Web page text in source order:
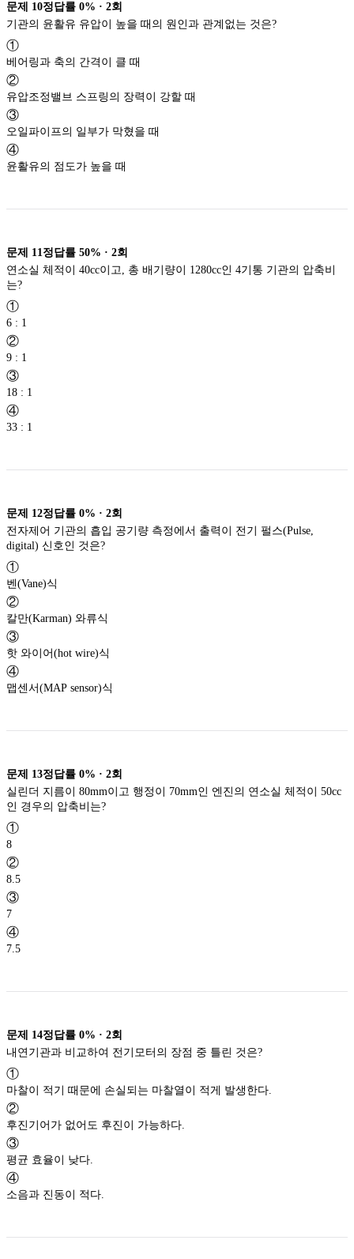
문제 10정답률 0% · 2회
①
베어링과 축의 간격이 클 때
②
유압조정밸브 스프링의 장력이 강할 때
③
오일파이프의 일부가 막혔을 때
④
윤활유의 점도가 높을 때
문제 11 정답률 50% · 2회
연소실 체적이 40cc이고, 총 배기량이 1280cc인 4기통 기관의 압축비
①
6 : 1
②
9 : 1
③
18 : 1
④
33 : 1
문제 12정답률 0% · 2회
전자제어 기관의 흡입 공기량 측정에서 출력이 전기 펄스(Pulse,
①
벤(Vane)식
②
칼만(Karman) 와류식
③
핫 와이어(hot wire)식
④
맵센서(MAP sensor)식
문제 13정답률 0% · 2회
실린더 지름이 80mm이고 행정이 70mm인 엔진의 연소실 체적이 50cc
①
8
②
8.5
③
7
④
7.5
문제 14정답률 0% · 2회
①
마찰이 적기 때문에 손실되는 마찰열이 적게 발생한다.
②
후진기어가 없어도 후진이 가능하다.
③
평균 효율이 낮다.
④
소음과 진동이 적다.